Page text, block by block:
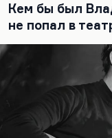
творческого духа».
творческого
частые спутники
Особенно
человек
мучения, его
окуплены
или, не знаю,
Кем бы был
не попал в